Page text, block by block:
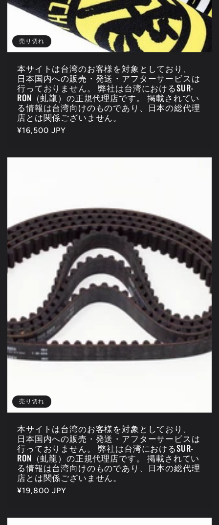
売り切れ
本サイトは台湾のお客様を対象としており、
日本国内への販売・発送・アフターサービスは
行っておりません。 弊社は台湾におけるSUR-
RON（虬龍）の正規代理店です。 掲載されてい
る情報は台湾向けのものであり、日本の総代理
店とは関係ございません。
通
¥16,500 JPY
売り切れ
本サイトは台湾のお客様を対象としており、
日本国内への販売・発送・アフターサービスは
行っておりません。 弊社は台湾におけるSUR-
RON（虬龍）の正規代理店です。 掲載されてい
る情報は台湾向けのものであり、日本の総代理
店とは関係ございません。
通
¥19,800 JPY